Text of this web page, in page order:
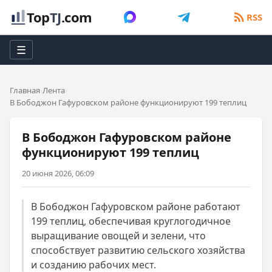
TopTJ.com RSS
☰
Главная Лента
В Бободжон Гафуровском районе функционируют 199 теплиц
В Бободжон Гафуровском районе
функционируют 199 теплиц
20 июня 2026, 06:09
В Бободжон Гафуровском районе работают
199 теплиц, обеспечивая круглогодичное
выращивание овощей и зелени, что
способствует развитию сельского хозяйства
и созданию рабочих мест.